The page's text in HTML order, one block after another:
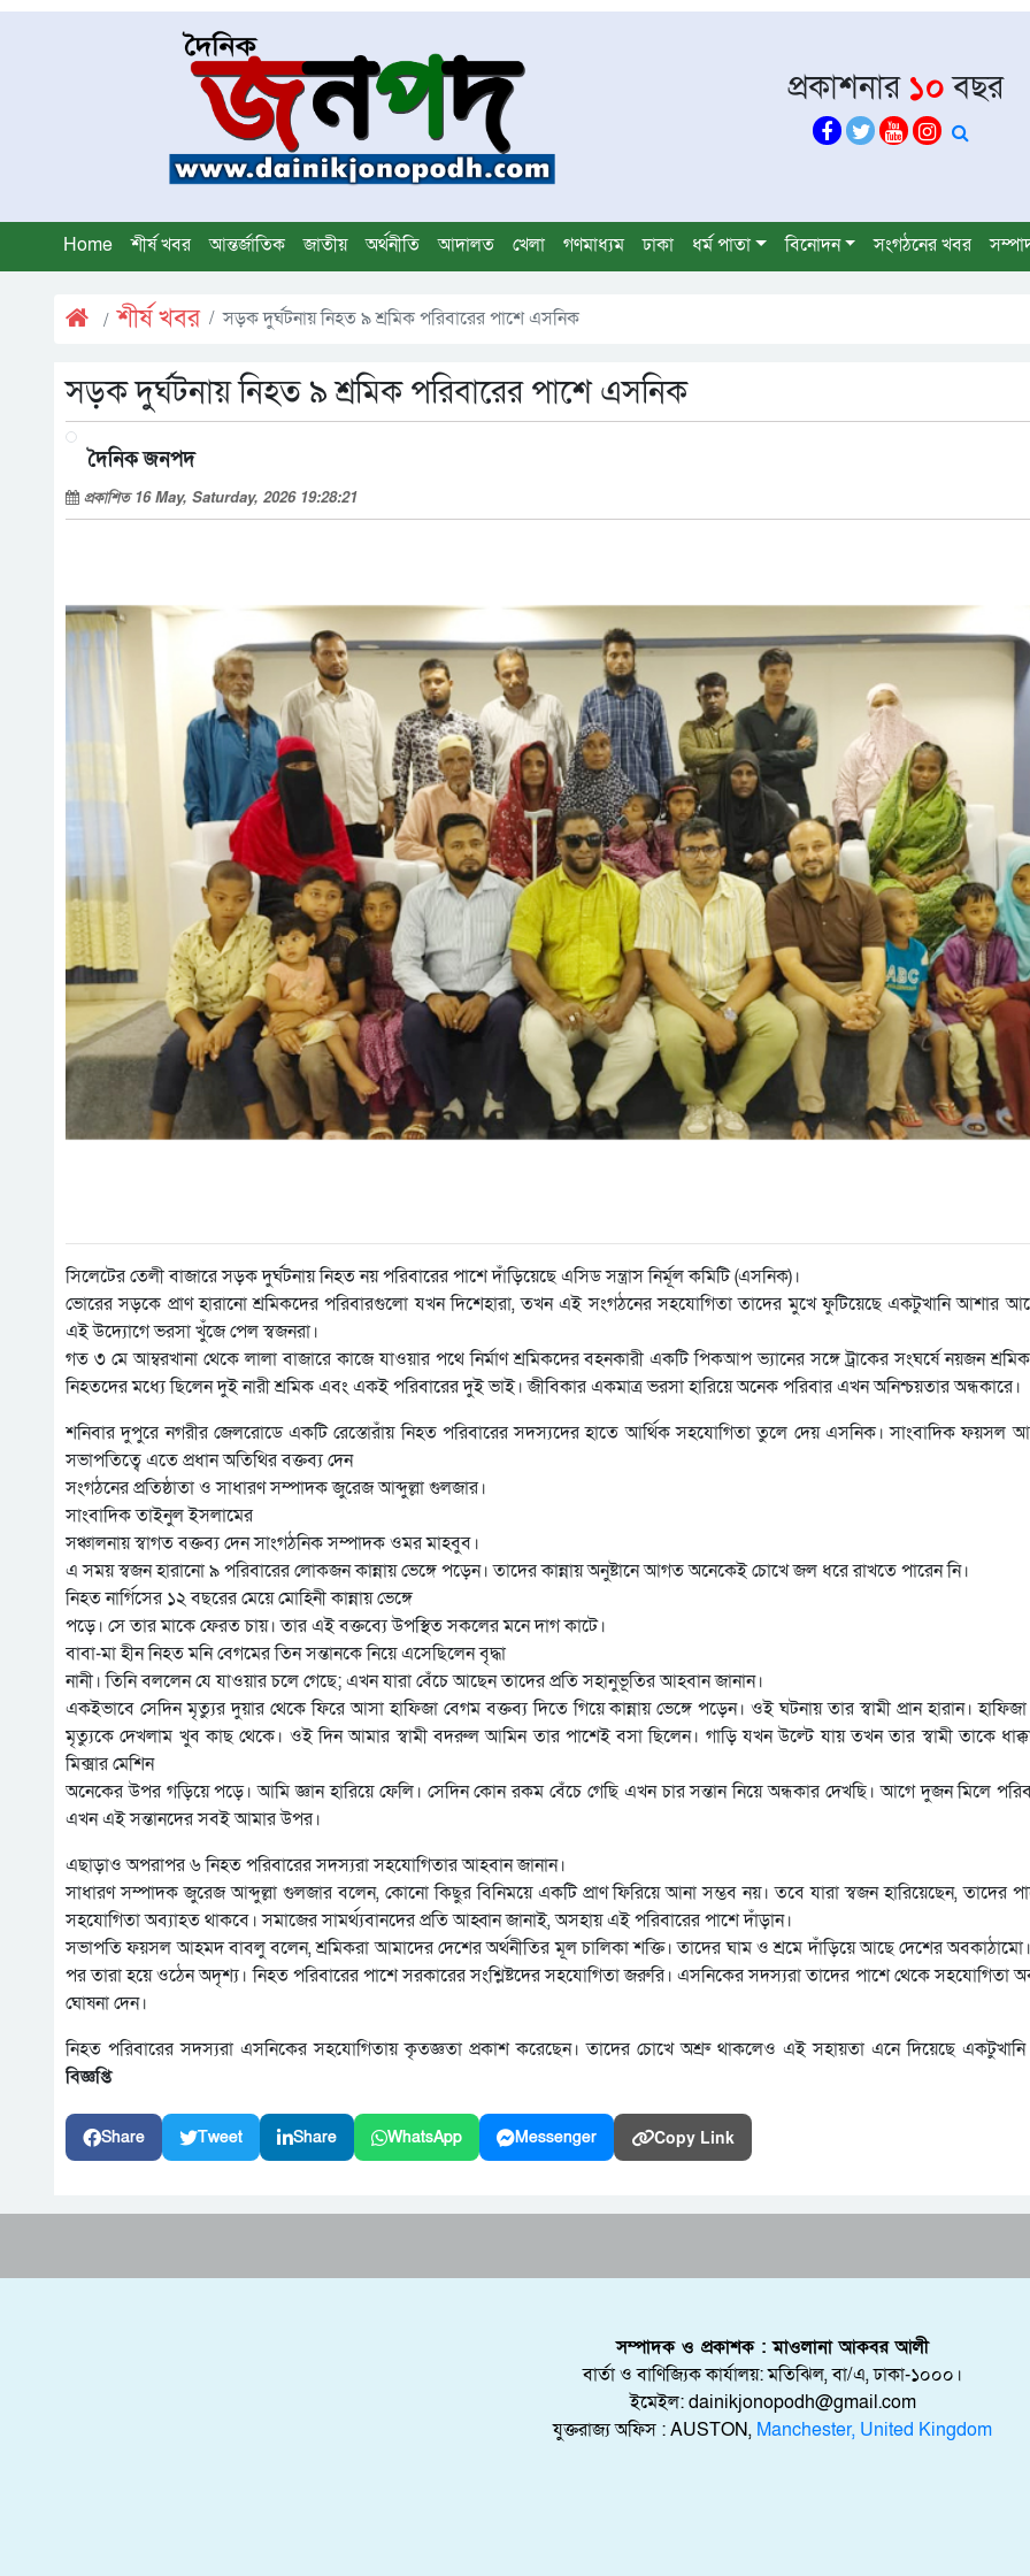
প্রকাশনার ১০বছর
Home শীর্ষ খবর আন্তর্জাতিক জাতীয় অর্থনীতি আদালত খেলা গণমাধ্যম ঢাকা ধর্ম পাতা বিনোদন সংগঠনের খবর
শীর্ষ খবর সড়ক দুর্ঘটনায় নিহত ৯ শ্রমিক পরিবারের পাশে এসনিক
সড়ক দুর্ঘটনায় নিহত ৯ শ্রমিক পরিবারের পাশে এসনিক
দৈনিক জনপদ
প্রকাশিত 16 May, Saturday, 2026 19:28:21
সিলেটের তেলী বাজারে সড়ক দুর্ঘটনায় নিহত নয় পরিবারের পাশে দাঁড়িয়েছে এসিড সন্ত্রাস নির্মূল কমিটি (এসনিক)।
ভোরের সড়কে প্রাণ হারানো শ্রমিকদের পরিবারগুলো যখন দিশেহারা, তখন এই সংগঠনের সহযোগিতা তাদের মুখে ফুটিয়েছে একটুখানি আশার
এই উদ্যোগে ভরসা খুঁজে পেল স্বজনরা।
গত ৩ মে আম্বরখানা থেকে লালা বাজারে কাজে যাওয়ার পথে নির্মাণ শ্রমিকদের বহনকারী একটি পিকআপ ভ্যানের সঙ্গে ট্রাকের সংঘর্ষে নয়জন শ্রমিক
নিহতদের মধ্যে ছিলেন দুই নারী শ্রমিক এবং একই পরিবারের দুই ভাই। জীবিকার একমাত্র ভরসা হারিয়ে অনেক পরিবার এখন অনিশ্চয়তার অন্ধকারে।
শনিবার দুপুরে নগরীর জেলরোডে একটি রেস্তোরাঁয় নিহত পরিবারের সদস্যদের হাতে আর্থিক সহযোগিতা তুলে দেয় এসনিক। সাংবাদিক ফয়সল
সভাপতিত্বে এতে প্রধান অতিথির বক্তব্য দেন
সংগঠনের প্রতিষ্ঠাতা ও সাধারণ সম্পাদক জুরেজ আব্দুল্লা গুলজার।
সাংবাদিক তাইনুল ইসলামের
সঞ্চালনায় স্বাগত বক্তব্য দেন সাংগঠনিক সম্পাদক ওমর মাহবুব।
এ সময় স্বজন হারানো ৯ পরিবারের লোকজন কান্নায় ভেঙ্গে পড়েন। তাদের কান্নায় অনুষ্টানে আগত অনেকেই চোখে জল ধরে রাখতে পারেন নি।
নিহত নার্গিসের ১২ বছরের মেয়ে মোহিনী কান্নায় ভেঙ্গে
পড়ে। সে তার মাকে ফেরত চায়। তার এই বক্তব্যে উপস্থিত সকলের মনে দাগ কাটে।
বাবা-মা হীন নিহত মনি বেগমের তিন সন্তানকে নিয়ে এসেছিলেন বৃদ্ধা
নানী। তিনি বললেন যে যাওয়ার চলে গেছে; এখন যারা বেঁচে আছেন তাদের প্রতি সহানুভূতির আহবান জানান।
একইভাবে সেদিন মৃত্যুর দুয়ার থেকে ফিরে আসা হাফিজা বেগম বক্তব্য দিতে গিয়ে কান্নায় ভেঙ্গে পড়েন। ওই ঘটনায় তার স্বামী প্রান হারান।
মৃত্যুকে দেখলাম খুব কাছ থেকে। ওই দিন আমার স্বামী বদরুল আমিন তার পাশেই বসা ছিলেন। গাড়ি যখন উল্টে যায় তখন তার স্বামী তাকে
মিক্সার মেশিন
অনেকের উপর গড়িয়ে পড়ে। আমি জ্ঞান হারিয়ে ফেলি। সেদিন কোন রকম বেঁচে গেছি এখন চার সন্তান নিয়ে অন্ধকার দেখছি। আগে দুজন মিলে
এখন এই সন্তানদের সবই আমার উপর।
এছাড়াও অপরাপর ৬ নিহত পরিবারের সদস্যরা সহযোগিতার আহবান জানান।
সাধারণ সম্পাদক জুরেজ আব্দুল্লা গুলজার বলেন, কোনো কিছুর বিনিময়ে একটি প্রাণ ফিরিয়ে আনা সম্ভব নয়। তবে যারা স্বজন হারিয়েছেন, তাদের
সহযোগিতা অব্যাহত থাকবে। সমাজের সামর্থ্যবানদের প্রতি আহ্বান জানাই, অসহায় এই পরিবারের পাশে দাঁড়ান।
সভাপতি ফয়সল আহমদ বাবলু বলেন, শ্রমিকরা আমাদের দেশের অর্থনীতির মূল চালিকা শক্তি। তাদের ঘাম ও শ্রমে দাঁড়িয়ে আছে দেশের
পর তারা হয়ে ওঠেন অদৃশ্য। নিহত পরিবারের পাশে সরকারের সংশ্লিষ্টদের সহযোগিতা জরুরি। এসনিকের সদস্যরা তাদের পাশে থেকে সহযোগিতা
ঘোষনা দেন।
নিহত পরিবারের সদস্যরা এসনিকের সহযোগিতায় কৃতজ্ঞতা প্রকাশ করেছেন। তাদের চোখে অশ্রু থাকলেও এই সহায়তা এনে দিয়েছে একটুখানি
বিজ্ঞপ্তি
Share Tweet Share WhatsApp Messenger Copy Link
সম্পাদক ও প্রকাশক : মাওলানা আকবর আলী
বার্তা ও বাণিজ্যিক কার্যালয়: মতিঝিল, বা/এ, ঢাকা-১০০০।
ইমেইল: dainikjonopodh@gmail.com
যুক্তরাজ্য অফিস : AUSTON, Manchester, United Kingdom